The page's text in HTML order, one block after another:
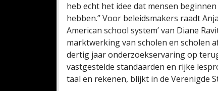
heb echt het idee dat mensen
hebben.” Voor beleidsmakers raadt
American school system’ van Diane
marktwerking van scholen en scholen
dertig jaar onderzoekservaring op
vastgestelde standaarden en rijke
taal en rekenen, blijkt in de Verenigde